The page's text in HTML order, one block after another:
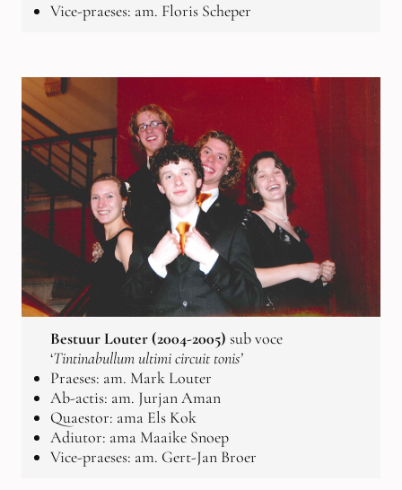
Vice-praeses: am. Floris Scheper
Bestuur Louter (2004-2005) sub voce
‘Tintinabullum ultimi circuit tonis’
Praeses: am. Mark Louter
Ab-actis: am. Jurjan Aman
Quaestor: ama Els Kok
Adiutor: ama Maaike Snoep
Vice-praeses: am. Gert-Jan Broer